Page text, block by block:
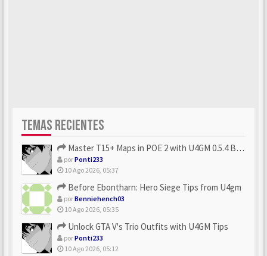
TEMAS RECIENTES
Master T15+ Maps in POE 2 with U4GM 0.5.4 Builds
porPonti233
10 Ago 2026, 05:37
Before Ebontharn: Hero Siege Tips from U4gm
porBenniehench03
10 Ago 2026, 05:35
Unlock GTA V's Trio Outfits with U4GM Tips
porPonti233
10 Ago 2026, 05:12